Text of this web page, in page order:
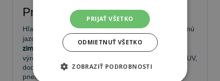
Pneumatiky
Hľadáte kvalitnépneumatikypre bezpečnú a komfortnú
jazdu? Na
MorePneu.sknájdete široký výber
zimných a celoročných pneumatík
od popredných
výrobcov. Ponúkame pneumatiky pre osobné autá, SUV,
dodávky aj úžitkové vozidlá. Vyberte si spoľahlivé
pneumatiky za výhodné ceny a užívajte si bezpečnú
PRIJAŤ VŠETKO
ODMIETNUŤ VŠETKO
ZOBRAZIŤ PODROBNOSTI